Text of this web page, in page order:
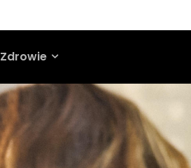
Zdrowie